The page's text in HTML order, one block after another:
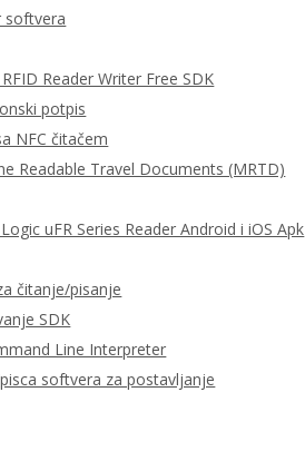
softvera
Reader Writer Free SDK
potpis
NFC čitačem
Readable Travel Documents (MRTD)
uFR Series Reader Android i iOS Apk
čitanje/pisanje
SDK
Line Interpreter
softvera za postavljanje